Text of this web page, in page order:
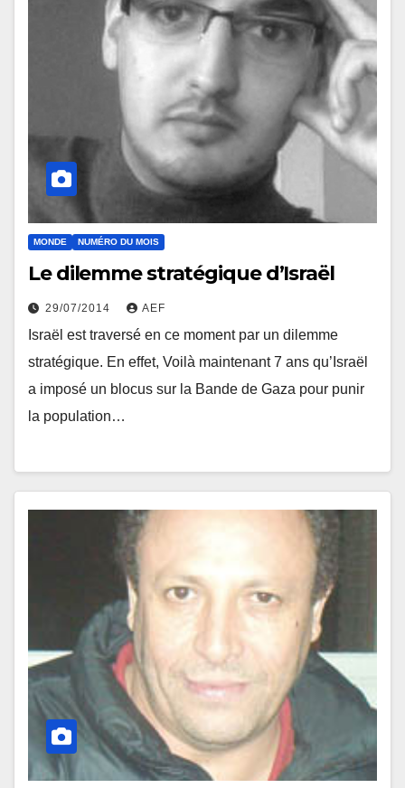
MONDE NUMÉRO DU MOIS
Le dilemme stratégique d’Israël
29/07/2014 AEF
Israël est traversé en ce moment par un dilemme
stratégique. En effet, Voilà maintenant 7 ans qu’Israël
a imposé un blocus sur la Bande de Gaza pour punir
la population…